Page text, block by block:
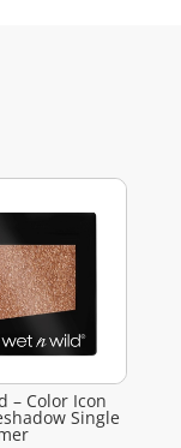
– Color Icon
Single